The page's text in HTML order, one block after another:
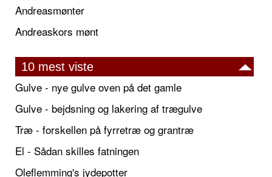
Andreasmønter
Andreaskors mønt
10 mest viste
Gulve - nye gulve oven på det gamle
Gulve - bejdsning og lakering af trægulve
Træ - forskellen på fyrretræ og grantræ
El - Sådan skilles fatningen
Oleflemming's jydepotter